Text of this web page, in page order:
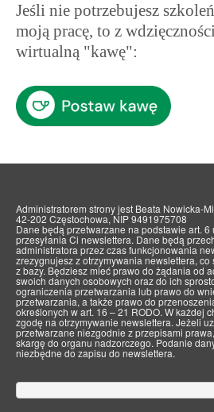
Jeśli nie potrzebujesz
moją pracę, to z
wirtualną "kawę":
Administratorem strony jest Beata Nowicka-
42-202 Częstochowa, NIP 9491975708
Dane będą przetwarzane na podstawie art. 6
przesyłania Ci newslettera. Dane będą
administratora przez czas funkcjonowania
zrezygnujesz z otrzymywania newslettera,
z bazy. Będziesz mieć prawo do żądania od
swoich danych osobowych oraz do ich
ograniczenia przetwarzania lub prawo do
przetwarzania, a także prawo do
określonych w art. 16 – 21 RODO. W każdej
zgodę na otrzymywanie newslettera. Jeżeli
przetwarzane niezgodnie z przepisami
skargę do organu nadzorczego. Podanie
niezbędne do zapisu do newslettera.